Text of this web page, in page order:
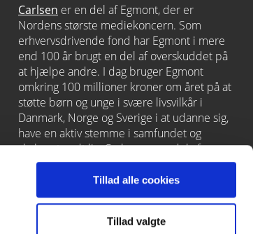
Tillad alle cookies
Tillad valgte
Carlsen er en del af Egmont, der er
Nordens største mediekoncern. Som
erhvervsdrivende fond har Egmont i mere
end 100 år brugt en del af overskuddet på
at hjælpe andre. I dag bruger Egmont
omkring 100 millioner kroner om året på at
støtte børn og unge i svære livsvilkår i
Danmark, Norge og Sverige i at udanne sig,
have en aktiv stemme i samfundet og
skabe et godt liv. Carlsen er en del af
Egmont viaLindhardt og Ringhof, som
også rummer L&R Uddannelse – et af
Danmarks førende læringshuse med
Alinea,GoTutor(herunder iNorge),
moxis.